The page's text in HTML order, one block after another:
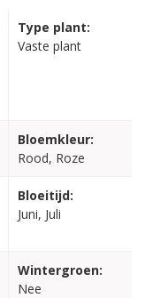
Type plant:
Vaste plant
Bloemkleur:
Rood, Roze
Bloeitijd:
Juni, Juli
Wintergroen:
Nee